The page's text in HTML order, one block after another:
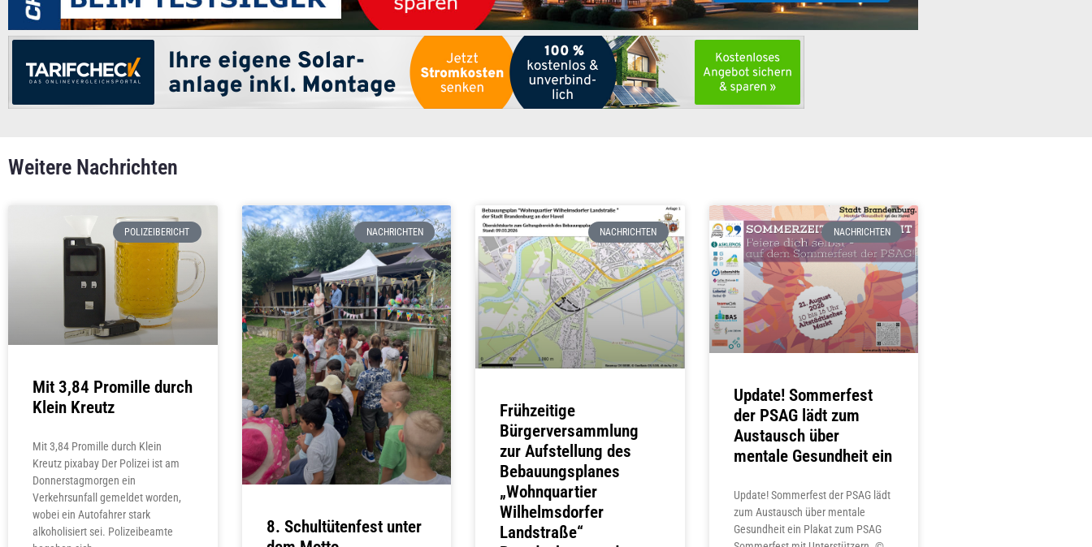
Weitere Nachrichten
POLIZEIBERICHT
Mit 3,84 Promille durch
Klein Kreutz
Mit 3,84 Promille durch Klein
Kreutz pixabay Der Polizei ist am
Donnerstagmorgen ein
Verkehrsunfall gemeldet worden,
wobei ein Autofahrer stark
alkoholisiert sei. Polizeibeamte
NACHRICHTEN
8. Schultütenfest unter
NACHRICHTEN
Frühzeitige
Bürgerversammlung
zur Aufstellung des
Bebauungsplanes
„Wohnquartier
Wilhelmsdorfer
Landstraße“
NACHRICHTEN
Update! Sommerfest
der PSAG lädt zum
Austausch über
mentale Gesundheit ein
Update! Sommerfest der PSAG lädt
zum Austausch über mentale
Gesundheit ein Plakat zum PSAG